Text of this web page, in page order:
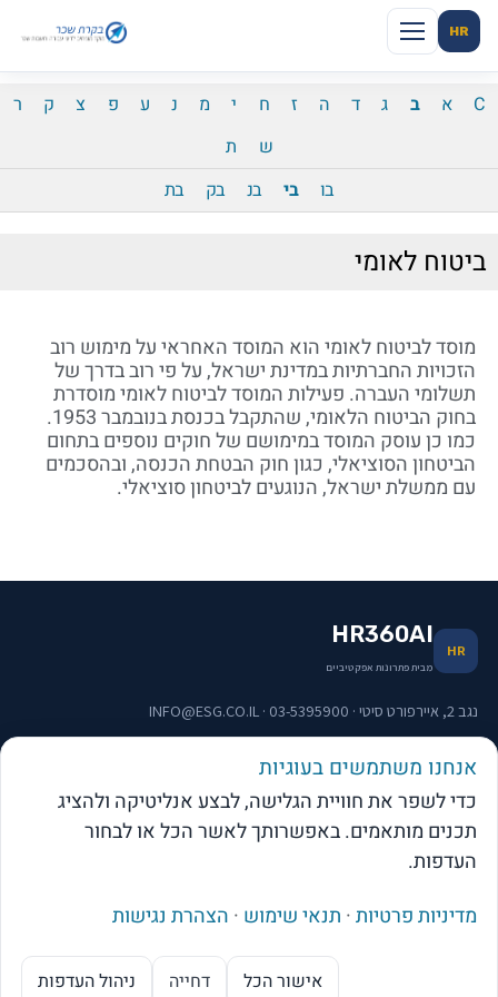
HR
C א ב ג ד ה ז ח י מ נ ע פ צ ק
ר
ש
ת
בו
בי בנ בק בת
ביטוח לאומי
מוסד לביטוח לאומי הוא המוסד האחראי על מימוש רוב
הזכויות החברתיות במדינת ישראל, על פי רוב בדרך של
תשלומי העברה. פעילות המוסד לביטוח לאומי מוסדרת
בחוק הביטוח הלאומי, שהתקבל בכנסת בנובמבר 1953.
כמו כן עוסק המוסד במימושם של חוקים נוספים בתחום
הביטחון הסוציאלי, כגון חוק הבטחת הכנסה, ובהסכמים
עם ממשלת ישראל, הנוגעים לביטחון סוציאלי.
HR
HR360AI
מבית פתרונות אפקטיביים
נגב 2, איירפורט סיטי · 03-5395900 · INFO@ESG.CO.IL
תפריט וקישורים
אנחנו משתמשים בעוגיות
כדי לשפר את חוויית הגלישה, לבצע אנליטיקה ולהציג
תכנים מותאמים. באפשרותך לאשר הכל או לבחור
העדפות.
מדיניות פרטיות· תנאי שימוש · הצהרת נגישות
אישור הכל דחייה ניהול העדפות